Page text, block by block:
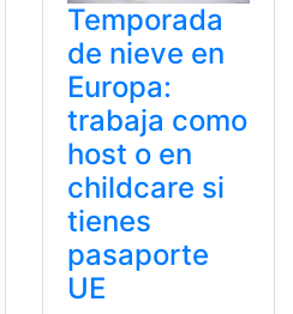
Temporada
de nieve en
Europa:
trabaja como
host o en
childcare si
tienes
pasaporte
UE